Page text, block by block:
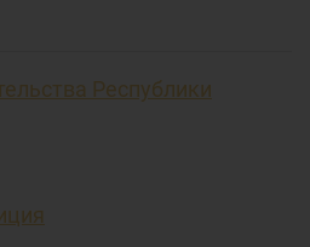
Республики